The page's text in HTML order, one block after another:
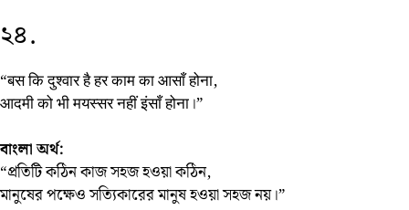
২৪.
“बस कि दुश्वार है हर काम का आसाँ होना,
आदमी को भी मयस्सर नहीं इंसाँ होना।”
বাংলা অর্থ:
“প্রতিটি কঠিন কাজ সহজ হওয়া কঠিন,
মানুষের পক্ষেও সত্যিকারের মানুষ হওয়া সহজ নয়।”